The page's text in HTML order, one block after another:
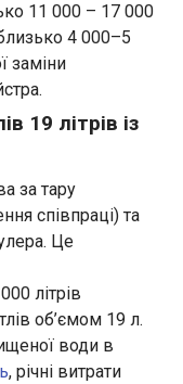
11 000 – 17 000
4 000–5
заміни
19 літрів із
за тару
співпраці) та
Це
літрів
об’ємом 19 л.
води в
, річні витрати